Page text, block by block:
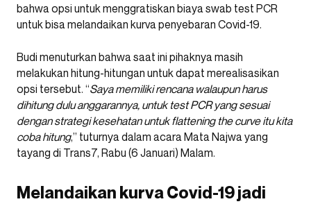
bahwa opsi untuk menggratiskan biaya swab test PCR
untuk bisa melandaikan kurva penyebaran Covid-19.
Budi menuturkan bahwa saat ini pihaknya masih
melakukan hitung-hitungan untuk dapat merealisasikan
opsi tersebut. “Saya memiliki rencana walaupun harus
dihitung dulu anggarannya, untuk test PCR yang sesuai
dengan strategi kesehatan untuk flattening the curve itu kita
coba hitung,” tuturnya dalam acara Mata Najwa yang
tayang di Trans7, Rabu (6 Januari) Malam.
Melandaikan kurva Covid-19 jadi